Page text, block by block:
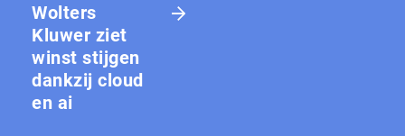
Wolters
Kluwer ziet
winst stijgen
dankzij cloud
en ai